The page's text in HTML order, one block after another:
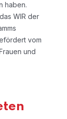
haben.
WIR der
vom
und